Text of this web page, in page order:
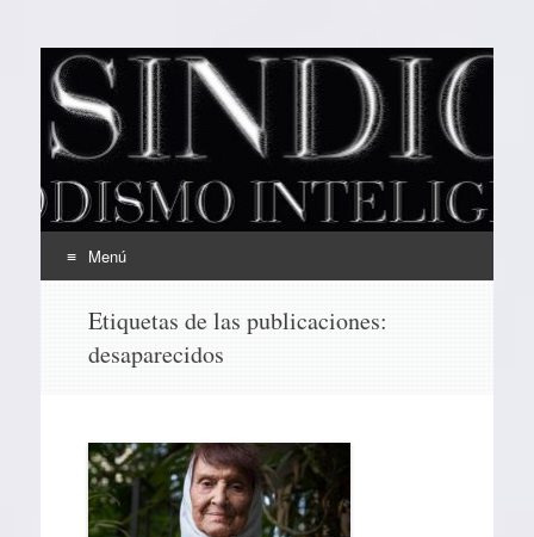
EL SINDICAL
Periodismo Inteligente
Menú
contenido
Etiquetas de las publicaciones:
desaparecidos